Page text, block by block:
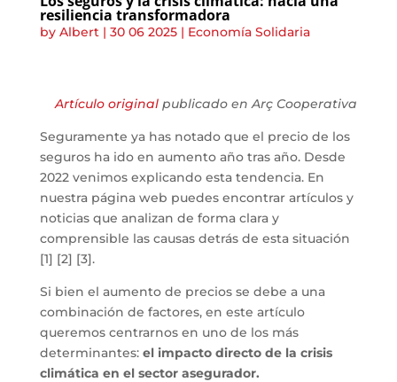
resiliencia transformadora
by Albert| 30 06 2025| Economía Solidaria
Artículo original publicado en Arç Cooperativa
Seguramente ya has notado que el precio de los
seguros ha ido en aumento año tras año. Desde
2022 venimos explicando esta tendencia. En
nuestra página web puedes encontrar artículos y
noticias que analizan de forma clara y
comprensible las causas detrás de esta situación
[1] [2] [3].
Si bien el aumento de precios se debe a una
combinación de factores, en este artículo
queremos centrarnos en uno de los más
determinantes: el impacto directo de la crisis
climática en el sector asegurador.